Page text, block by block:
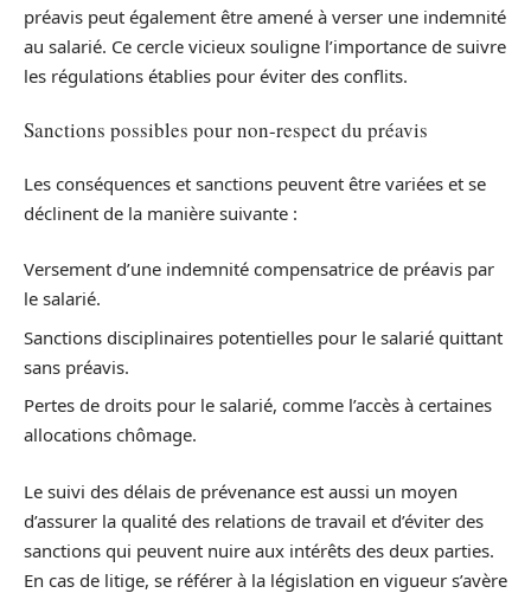
préavis peut également être amené à verser une indemnité
au salarié. Ce cercle vicieux souligne l’importance de suivre
les régulations établies pour éviter des conflits.
Sanctions possibles pour non-respect du préavis
Les conséquences et sanctions peuvent être variées et se
déclinent de la manière suivante :
Versement d’une indemnité compensatrice de préavis par
le salarié.
Sanctions disciplinaires potentielles pour le salarié quittant
sans préavis.
Pertes de droits pour le salarié, comme l’accès à certaines
allocations chômage.
Le suivi des délais de prévenance est aussi un moyen
d’assurer la qualité des relations de travail et d’éviter des
sanctions qui peuvent nuire aux intérêts des deux parties.
En cas de litige, se référer à la législation en vigueur s’avère